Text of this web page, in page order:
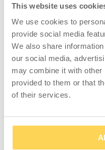
This website uses
We use cookies to
provide social media
We also share
our social media,
may combine it with other
provided to them or that
of their services.
modell är 16,2 m2.
Maxbelastning per
Levereras